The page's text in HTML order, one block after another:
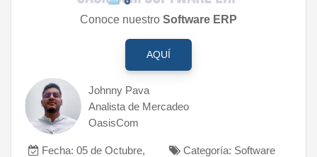
Conoce nuestro Software ERP
AQUÍ
Johnny Pava
Analista de Mercadeo
OasisCom
Fecha: 05 de Octubre,
Categoría: Software